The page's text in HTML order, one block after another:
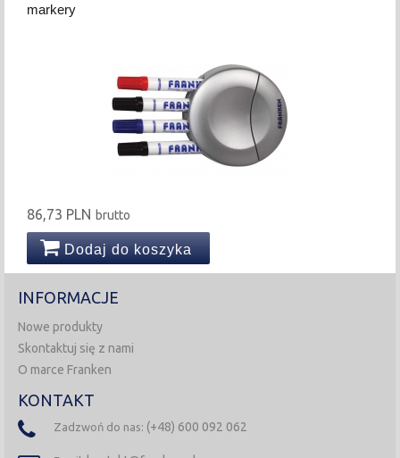
markery
86,73 PLN brutto
Dodaj do koszyka
INFORMACJE
Nowe produkty
Skontaktuj się z nami
O marce Franken
KONTAKT
Zadzwoń do nas: (+48) 600 092 062